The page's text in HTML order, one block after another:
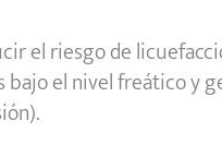
el riesgo de
bajo el nivel freático y